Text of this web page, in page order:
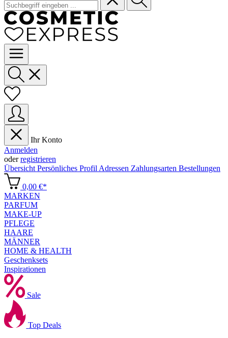
Ihr Konto
Anmelden
oderregistrieren
Übersicht Persönliches Profil Adressen Zahlungsarten Bestellungen
0,00 €*
MARKEN
PARFUM
MAKE-UP
PFLEGE
HAARE
MÄNNER
HOME & HEALTH
Geschenksets
Inspirationen
Sale
Top Deals